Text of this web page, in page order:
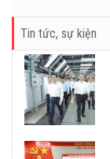
Tin tức, sự kiện